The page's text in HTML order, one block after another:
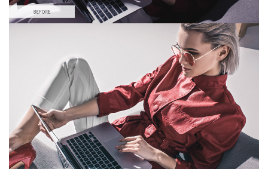
Te rog selecteaza
Portrait Pro
(40 Lr Presets)
Wedding Collection
(400 Lr Presets)
Entire Collection